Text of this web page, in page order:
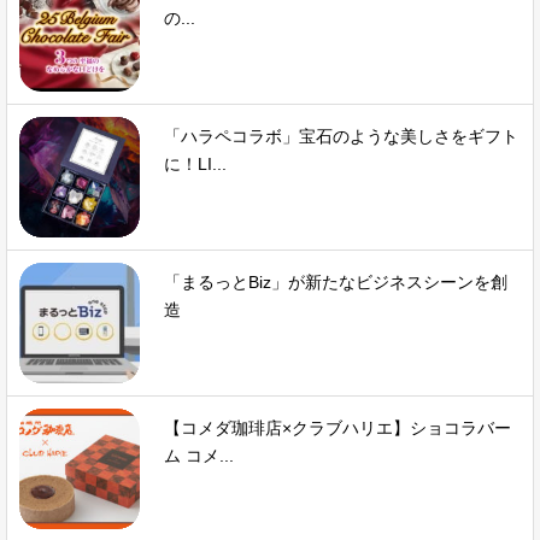
の...
「ハラペコラボ」宝石のような美しさをギフト
に！LI...
「まるっとBiz」が新たなビジネスシーンを創
造
【コメダ珈琲店×クラブハリエ】ショコラバー
ム コメ...